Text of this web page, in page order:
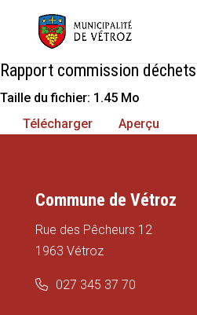
Rapport commission déchets
Taille du fichier: 1.45 Mo
Télécharger
Aperçu
Commune de Vétroz
Rue des Pêcheurs 12
1963 Vétroz
027 345 37 70